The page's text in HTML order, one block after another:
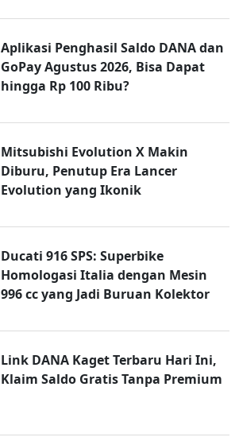
Aplikasi Penghasil Saldo DANA dan
GoPay Agustus 2026, Bisa Dapat
hingga Rp 100 Ribu?
Mitsubishi Evolution X Makin
Diburu, Penutup Era Lancer
Evolution yang Ikonik
Ducati 916 SPS: Superbike
Homologasi Italia dengan Mesin
996 cc yang Jadi Buruan Kolektor
Link DANA Kaget Terbaru Hari Ini,
Klaim Saldo Gratis Tanpa Premium